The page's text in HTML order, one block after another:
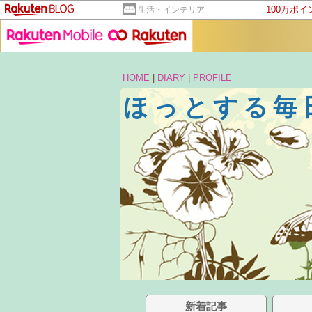
生活・インテリア 100万ポイ
HOME DIARY PROFILE
ほっとする毎
新着記事